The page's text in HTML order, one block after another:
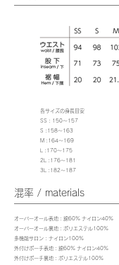
各サイズの身長目安
SS : 150～157
S :158～163
M :164～169
L :170～175
2L :176～181
3L :182～187
混率 / materials
オーバーオール表地 : 綿60% ナイロン40%
オーバーオール裏地 : ポリエステル100%
多機能サロン : ナイロン100%
外付けポーチ表地 : 綿60% ナイロン40%
外付けポーチ裏地 : ポリエステル100%